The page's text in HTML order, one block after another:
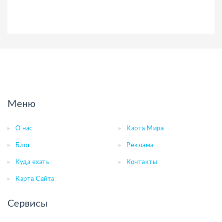
Меню
О нас Карта Мира
Блог Реклама
Куда ехать Контакты
Карта Сайта
Сервисы